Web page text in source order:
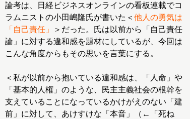
論考は、日経ビジネスオンラインの看板連載でコ
ラムニストの小田嶋隆氏が書いた＜ 他人の勇気は
「自己責任」
＞だった。氏は以前から「自己責任
論」に対する違和感を題材にしているが、今回は
こんな角度からもその思いを言葉にする。
＜私が以前から抱いている違和感は、「人命」や
「基本的人権」のような、民主主義社会の根幹を
支えていることになっているかけがえのない「建
前」に対して、あけすけな「本音」（←「死ね